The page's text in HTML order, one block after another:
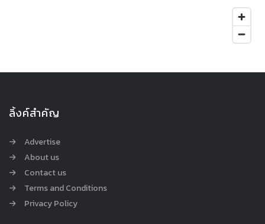
ลิ้งค์สำคัญ
Advertise
About us
Contact us
Terms and Conditions
Privacy Policy